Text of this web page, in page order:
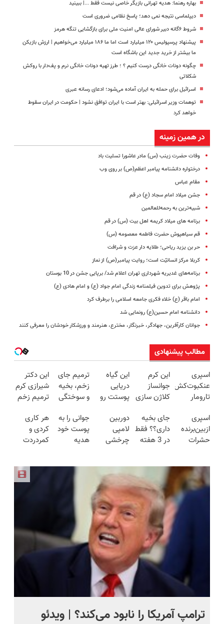
بهاره رهنما: هدیه تهرانی بازیگر خاصی نیست فقط ...|‌ ببینید
دیپلماسی نتیجه‌ نمی دهد؛ پاسخ نظامی ضروری است
شروط ۶گانه دبیر شورای عالی امنیت ملی برای بازگشایی تنگه هرمز
پیشنهاد پرسپولیس ۱۲۰ میلیارد است اما ما ۱۸۶ میلیارد می‌خواهیم | ارزش بازیکن
ما بیشتر از خرید جدید این باشگاه است
چگونه دونات خانگی درست کنیم ؟ ؛ طرز تهیه دونات خانگی نرم و پف‌دار با روکش
شکلاتی
اسرائیل برای حمله به ایران آماده می‌شود؛ ادعای رسانه عبری
توهمات وزیر اسرائیلی: بهتر است با ایران توافق نشود | حکومت در ایران سقوط
خواهد کرد
در همین زمینه
وفات حضرت زینب (س) مادر عاشورا تسلیت باد
درختواره دانشنامه پیامبر اعظم(ص) بر روی وب
مقام عباس
جشن میلاد امام سجاد (ع) در قم
شبیه‌ترین به رحمه‌للعالمین
برنامه های میلاد کریمه اهل بیت (س) در قم
قم سیاهپوش حضرت فاطمه معصومه (س)
حر بن یزید ریاحی؛ طلایه دار عزت و شرافت
کربلا مرکز انسانیّت است؛ روایت پیامبر(ص) از نماز
برنامه‌های غدیریه شهرداری تهران اعلام شد/ برپایی جشن در 10 بوستان
پژوهش برای تدوین فیلمنامه زندگی امام جواد (ع) و امام هادی (ع)
امام باقر (ع) خلاء فکری جامعه اسلامی را برطرف کرد
دانشنامه امام حسین(ع) رونمایی شد
جوانان کارآفرین، جهادگر، خبرنگار، مخترع، هنرمند و ورزشکار خودشان را معرفی کنند
مطالب پیشنهادی
اسپری
عنکبوت‌‌کش
تارومار
انواع
عنکبوت
این کرم
جوانساز
کلاژن سازی
3برابر
میکنه50%تخفیف
🔥
این گیاه
دریایی
پوستت رو
میکنه
جوون شدی
خرید
ترمیم جای
زخم، بخیه
و سوختگی
هفته!!😍
این دکتر
شیرازی کرم
ترمیم زخم
ساخت!!!
اسپری
ازبین‌برنده
حشرات
مقابله با
انواع ساس
جای بخیه
داری؟؟ فقط
در 3 هفته
دوربین
لامپی
چرخشی
حراج شد🔥
پرداخت
درب منزل
جوانی را به
پوست خود
هدیه
هر کاری
کردی و
کمردردت
پرسشنامه و
دریافت راه
ترامپ آمریکا را نابود می‌کند؟ | ویدئو